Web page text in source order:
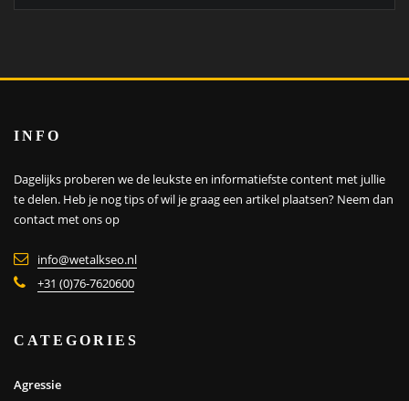
INFO
Dagelijks proberen we de leukste en informatiefste content met jullie
te delen. Heb je nog tips of wil je graag een artikel plaatsen? Neem dan
contact met ons op
info@wetalkseo.nl
+31 (0)76-7620600
CATEGORIES
Agressie